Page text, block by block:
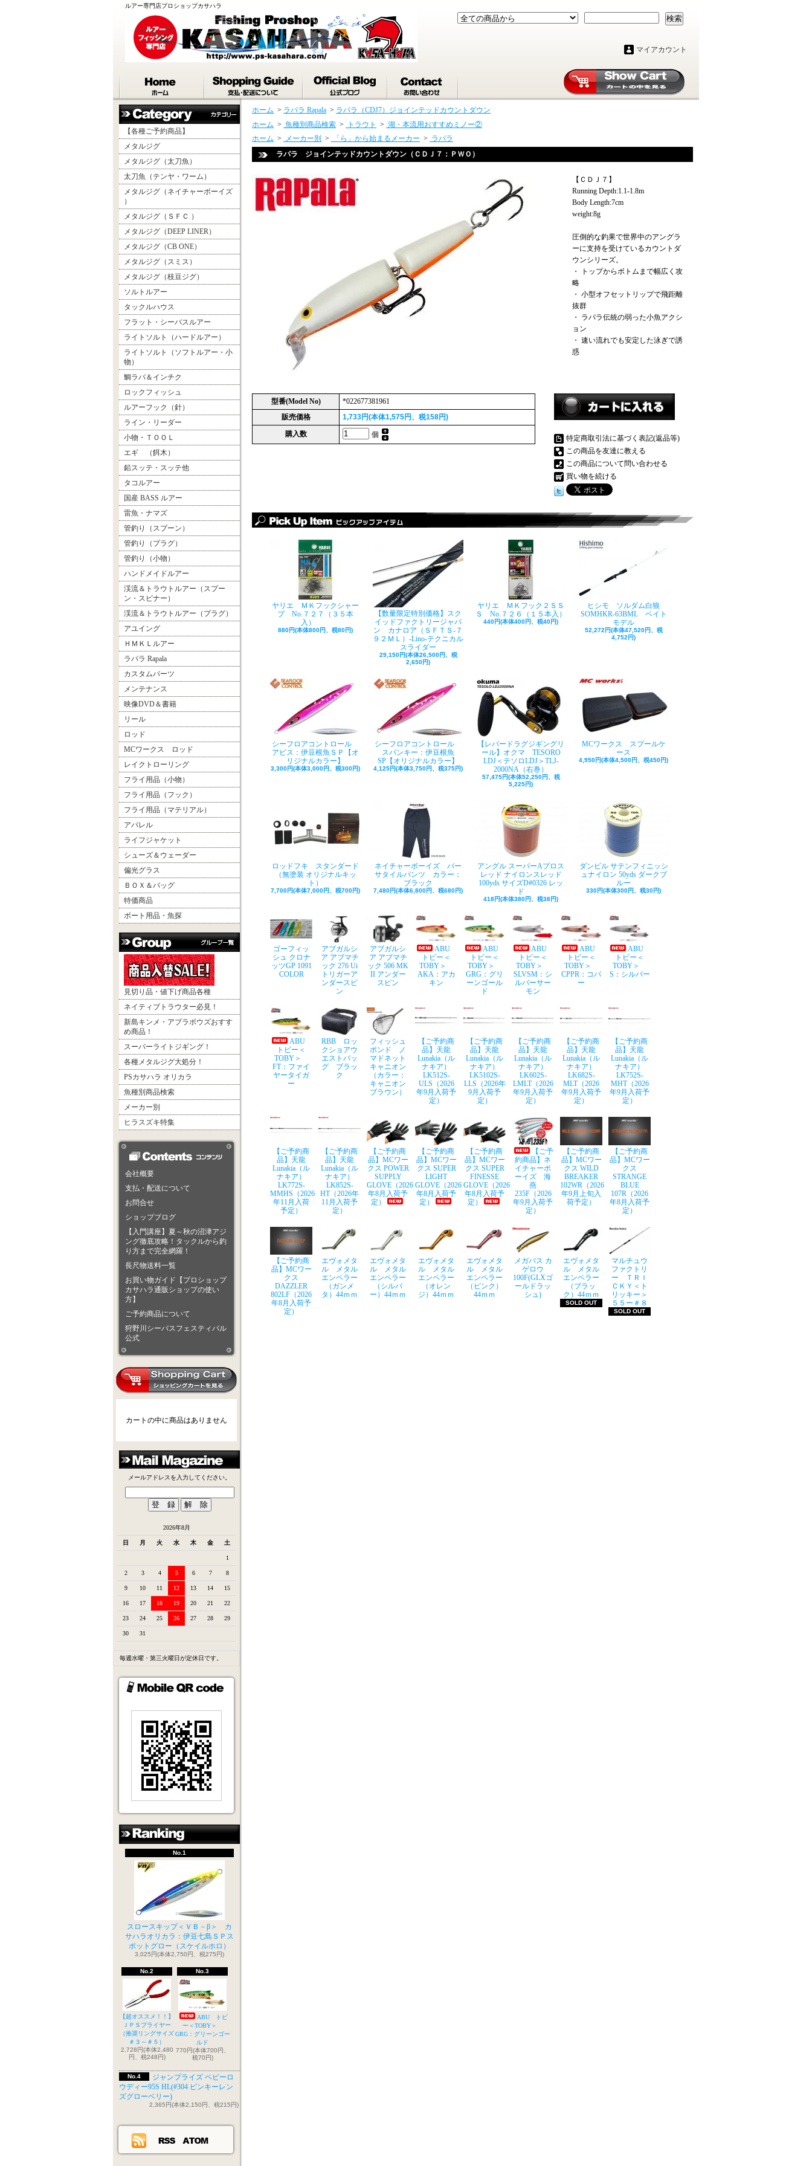
ルアー専門店プロショップカサハラ
検索
マイアカウント
【各種ご予約商品】
メタルジグ
メタルジグ（太刀魚）
太刀魚（テンヤ・ワーム）
メタルジグ（ネイチャーボーイズ
）
メタルジグ（ＳＦＣ ）
メタルジグ（DEEP LINER）
メタルジグ（CB ONE）
メタルジグ（スミス）
メタルジグ（枝豆ジグ）
ソルトルアー
タックルハウス
フラット・シーバスルアー
ライトソルト（ハードルアー）
ライトソルト（ソフトルアー・小
物）
鯛ラバ＆インチク
ロックフィッシュ
ルアーフック（針）
ライン・リーダー
小物・ＴＯＯＬ
エギ （餌木）
鉛スッテ・スッテ他
タコルアー
国産 BASS ルアー
雷魚・ナマズ
管釣り（スプーン）
管釣り（プラグ）
管釣り（小物）
ハンドメイドルアー
渓流＆トラウトルアー（スプー
ン・スピナー）
渓流＆トラウトルアー（プラグ）
アユイング
ＨＭＫＬルアー
ラパラ Rapala
カスタムパーツ
メンテナンス
映像DVD＆書籍
リール
ロッド
MCワークス ロッド
レイクトローリング
フライ用品（小物）
フライ用品（フック）
フライ用品（マテリアル）
アパレル
ライフジャケット
シューズ＆ウェーダー
偏光グラス
ＢＯＸ＆バッグ
特価商品
ボート用品・魚探
見切り品・値下げ商品各種
ネイティブトラウター必見！
新島キンメ・アブラボウズおすす
め商品！
スーパーライトジギング！
各種メタルジグ大処分！
PSカサハラ オリカラ
魚種別商品検索
メーカー別
ヒラスズキ特集
会社概要
支払・配送について
お問合せ
ショップブログ
【入門講座】夏～秋の沼津アジ
ング徹底攻略！タックルから釣
り方まで完全網羅！
長尺物送料一覧
お買い物ガイド【プロショップ
カサハラ通販ショップの使い
方】
ご予約商品について
狩野川シーバスフェスティバル
公式
カートの中に商品はありません
メールアドレスを入力してください。
2026年8月
日 月 火 水 木 金 土
1
2 3 4 5 6 7 8
9 10 11 12 13 14 15
16 17 18 19 20 21 22
23 24 25 26 27 28 29
30 31
毎週水曜・第三火曜日が定休日です。
No.1
スロースキップ＜ＶＢ－β＞ カ
サハラオリカラ：伊豆七島ＳＰス
ポットグロー（スケイルホロ）
3,025円(本体2,750円、税275円)
No.2
【超オススメ！！】
ＪＰＳプライヤー
（推奨リングサイズ
＃３～＃５）
2,728円(本体2,480
円、税248円)
No.3
ABU トビ
ー＜TOBY＞
GRG：グリーンゴー
ルド
770円(本体700円、
税70円)
No.4
ジャンプライズ ベビーロ
ウディー95S HL(#304 ピンキーレン
ズグローベリー)
2,365円(本体2,150円、税215円)
ホーム > ラパラ Rapala > ラパラ（CDJ7）ジョインテッドカウントダウン
ホーム > 魚種別商品検索 > トラウト > 湖・本流用おすすめミノー②
ホーム > メーカー別 > 「ら」から始まるメーカー > ラパラ
ラパラ ジョインテッドカウントダウン（ＣＤＪ７：ＰＷＯ）
【ＣＤＪ７】
Running Depth:1.1-1.8m
Body Length:7cm
weight:8g
圧倒的な釣果で世界中のアングラ
ーに支持を受けているカウントダ
ウンシリーズ。
・ トップからボトムまで幅広く攻
略
・ 小型オフセットリップで飛距離
抜群
・ ラパラ伝統の弱った小魚アクシ
ョン
・ 速い流れでも安定した泳ぎで誘
惑
型番(Model No)
*022677381961
販売価格
1,733円(本体1,575円、税158円)
購入数
個
特定商取引法に基づく表記(返品等)
この商品を友達に教える
この商品について問い合わせる
買い物を続ける
ヤリエ ＭＫフックシャー
プ No.７２７（３５本
入）
880円(本体800円、税80円)
【数量限定特別価格】スク
イッドファクトリージャパ
ン カナロア（ＳＦＴＳ-７
９２ＭＬ）-Lino-テクニカル
スライダー
29,150円(本体26,500円、税
2,650円)
ヤリエ ＭＫフック２ＳＳ
Ｓ No.７２６（１５本入）
440円(本体400円、税40円)
ヒシモ ソルダム白狼
SOMHKR-63BML ベイト
モデル
52,272円(本体47,520円、税
4,752円)
シーフロアコントロール
アビス：伊豆根魚ＳＰ【オ
リジナルカラー】
3,300円(本体3,000円、税300円)
シーフロアコントロール
スパンキー：伊豆根魚
SP【オリジナルカラー】
4,125円(本体3,750円、税375円)
【レバードラグジギングリ
ール】オクマ TESORO
LDJ＜テソロLDJ＞TLJ-
2000NA（右巻）
57,475円(本体52,250円、税
5,225円)
MCワークス スプールケ
ース
4,950円(本体4,500円、税450円)
ロッドフキ スタンダード
（無塗装 オリジナルキッ
ト）
7,700円(本体7,000円、税700円)
ネイチャーボーイズ バー
サタイルパンツ カラー：
ブラック
7,480円(本体6,800円、税680円)
アングル スーパーAプロス
レッド ナイロンスレッド
100yds サイズD#0326 レッ
ド
418円(本体380円、税38円)
ダンビル サテンフィニッシ
ュナイロン 50yds ダークブ
ルー
330円(本体300円、税30円)
ゴーフィッ
シュ クロナ
ッツGP 1091
COLOR
アブガルシ
ア アブマチ
ック 276 Ui
トリガーア
ンダースピ
ン
アブガルシ
ア アブマチ
ック 506 MK
II アンダー
スピン
ABU
トビー＜
TOBY＞
AKA：アカ
キン
ABU
トビー＜
TOBY＞
GRG：グリ
ーンゴール
ド
ABU
トビー＜
TOBY＞
SLVSM：シ
ルバーサー
モン
ABU
トビー＜
TOBY＞
CPPR：コパ
ー
ABU
トビー＜
TOBY＞
S：シルバー
ABU
トビー＜
TOBY＞
FT：ファイ
ヤータイガ
ー
RBB ロッ
クショアウ
エストバッ
グ ブラッ
ク
フィッシュ
ポンド ノ
マドネット
キャニオン
（カラー：
キャニオン
ブラウン）
【ご予約商
品】天龍
Lunakia（ル
ナキア）
LK512S-
ULS（2026
年9月入荷予
定）
【ご予約商
品】天龍
Lunakia（ル
ナキア）
LK5102S-
LLS（2026年
9月入荷予
定）
【ご予約商
品】天龍
Lunakia（ル
ナキア）
LK602S-
LMLT（2026
年9月入荷予
定）
【ご予約商
品】天龍
Lunakia（ル
ナキア）
LK682S-
MLT（2026
年9月入荷予
定）
【ご予約商
品】天龍
Lunakia（ル
ナキア）
LK752S-
MHT（2026
年9月入荷予
定）
【ご予約商
品】天龍
Lunakia（ル
ナキア）
LK772S-
MMHS（2026
年11月入荷
予定）
【ご予約商
品】天龍
Lunakia（ル
ナキア）
LK852S-
HT（2026年
11月入荷予
定）
【ご予約商
品】MCワー
クス POWER
SUPPLY
GLOVE（2026
年8月入荷予
定）
【ご予約商
品】MCワー
クス SUPER
LIGHT
GLOVE（2026
年8月入荷予
定）
【ご予約商
品】MCワー
クス SUPER
FINESSE
GLOVE（2026
年8月入荷予
定）
【ご予
約商品】ネ
イチャーボ
ーイズ 海
燕
235F（2026
年9月入荷予
定）
【ご予約商
品】MCワー
クス WILD
BREAKER
102WR（2026
年9月上旬入
荷予定）
【ご予約商
品】MCワー
クス
STRANGE
BLUE
107R（2026
年8月入荷予
定）
【ご予約商
品】MCワー
クス
DAZZLER
802LF（2026
年8月入荷予
定）
エヴォメタ
ル メタル
エンペラー
（ガンメ
タ）44ｍｍ
エヴォメタ
ル メタル
エンペラー
（シルバ
ー）44ｍｍ
エヴォメタ
ル メタル
エンペラー
（オレン
ジ）44ｍｍ
エヴォメタ
ル メタル
エンペラー
（ピンク）
44ｍｍ
メガバス カ
ゲロウ
100F(GLXゴ
ールドラッ
シュ)
エヴォメタ
ル メタル
エンペラー
（ブラッ
ク）44ｍｍ
SOLD OUT
マルチュウ
ファクトリ
ー ＴＲＩ
ＣＫＹ＜ト
リッキー＞
５５ー＃８
SOLD OUT